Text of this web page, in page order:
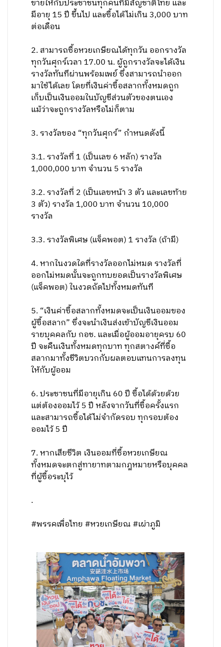
ขายให้กับประชาชนทุกคนที่มีสัญชาติไทย และ
มีอายุ 15 ปี ขึ้นไป และซื้อได้ไม่เกิน 3,000 บาท
ต่อเดือน
2. สามารถซื้อหวยเกษียณได้ทุกวัน ออกรางวัล
ทุกวันศุกร์เวลา 17.00 น. ผู้ถูกรางวัลจะได้เงิน
รางวัลทันทีผ่านพร้อมเพย์ ซึ่งสามารถนำออก
มาใช้ได้เลย โดยที่เงินค่าซื้อสลากทั้งหมดถูก
เก็บเป็นเงินออมในบัญชีส่วนตัวของตนเอง
แม้ว่าจะถูกรางวัลหรือไม่ก็ตาม
3. รางวัลของ “ทุกวันศุกร์” กำหนดดังนี้
3.1. รางวัลที่ 1 (เป็นเลข 6 หลัก) รางวัล
1,000,000 บาท จำนวน 5 รางวัล
3.2. รางวัลที่ 2 (เป็นเลขหน้า 3 ตัว และเลขท้าย
3 ตัว) รางวัล 1,000 บาท จำนวน 10,000
รางวัล
3.3. รางวัลพิเศษ (แจ็คพอต) 1 รางวัล (ถ้ามี)
4. หากในงวดใดที่รางวัลออกไม่หมด รางวัลที่
ออกไม่หมดนั้นจะถูกทบยอดเป็นรางวัลพิเศษ
(แจ็คพอต) ในงวดถัดไปทั้งหมดทันที
5. “เงินค่าซื้อสลากทั้งหมดจะเป็นเงินออมของ
ผู้ซื้อสลาก” ซึ่งจะนำเงินส่งเข้าบัญชีเงินออม
รายบุคคลกับ กอช. และเมื่อผู้ออมอายุครบ 60
ปี จะคืนเงินทั้งหมดทุกบาท ทุกสตางค์ที่ซื้อ
สลากมาทั้งชีวิตบวกกับผลตอบแทนการลงทุน
ให้กับผู้ออม
6. ประชาชนที่มีอายุเกิน 60 ปี ซื้อได้ด้วยด้วย
แต่ต้องออมไว้ 5 ปี หลังจากวันที่ซื้อครั้งแรก
และสามารถซื้อได้ไม่จำกัดรอบ ทุกรอบต้อง
ออมไว้ 5 ปี
7. หากเสียชีวิต เงินออมที่ซื้อหวยเกษียณ
ทั้งหมดจะตกสู่ทายาทตามกฎหมายหรือบุคคล
ที่ผู้ซื้อระบุไว้
.
#พรรคเพื่อไทย #หวยเกษียณ #เผ่าภูมิ